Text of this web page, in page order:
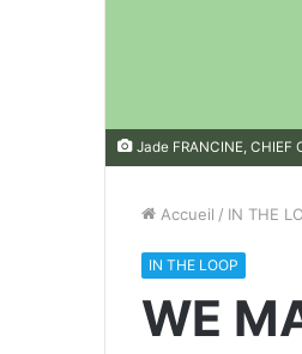
Jade FRANCINE, CHIEF
Accueil / IN THE
IN THE LOOP
WE